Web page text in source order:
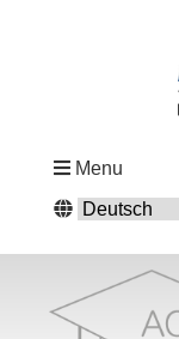
Menu
Lösungen
Service